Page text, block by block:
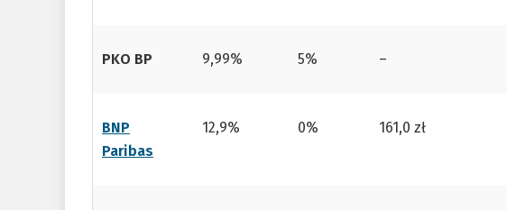
PKO BP 9,99% 5% –
BNP
Paribas
12,9% 0% 161,0 zł